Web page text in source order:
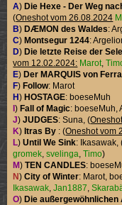
A)Die Hexe - Der Weg
(Oneshot vom 26.08.2024
B)DÆMON des Waldes:
C)Montsegur 1244:
D)Die letzte Reise der
vom 12.02.2024: Marot,
E)Der MARQUIS von
F)Follow: Marot
H)HOSTAGE: boeseMuh
I)Fall of Magic: boeseMuh,
J)JUDGES: Suna, (
K)Itras By : (Oneshot vom
L)Until We Sink: Ikasawak,
gromek,svelinga,Timo)
M)TEN CANDLES:
N)City of Winter: Marot,
Ikasawak,Jan1887,
O)Die